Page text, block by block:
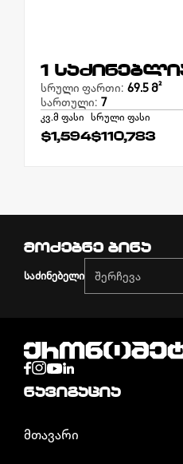
1
სრული ფართი: 69.5 Მ²
სართული: 7
კვ.მ ფასი
$1,594
სრული ფასი
$110,783
მოძებნე ბინა
საძინებელი
ᲜᲐᲕᲘᲒᲐᲪᲘᲐ
ᲛᲗᲐᲕᲐᲠᲘ